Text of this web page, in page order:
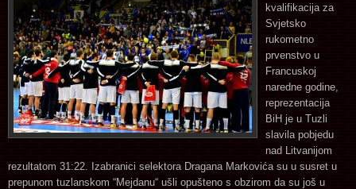
kvalifikacija za
Svjetsko
rukometno
prvenstvo u
Francuskoj
naredne godine,
reprezentacija
BiH je u Tuzli
slavila pobjedu
nad Litvanijom
rezultatom 31:22. Izabranici selektora Dragana Markovića su u susret u
prepunom tuzlanskom “Mejdanu“ ušli opušteno s obzirom da su još u